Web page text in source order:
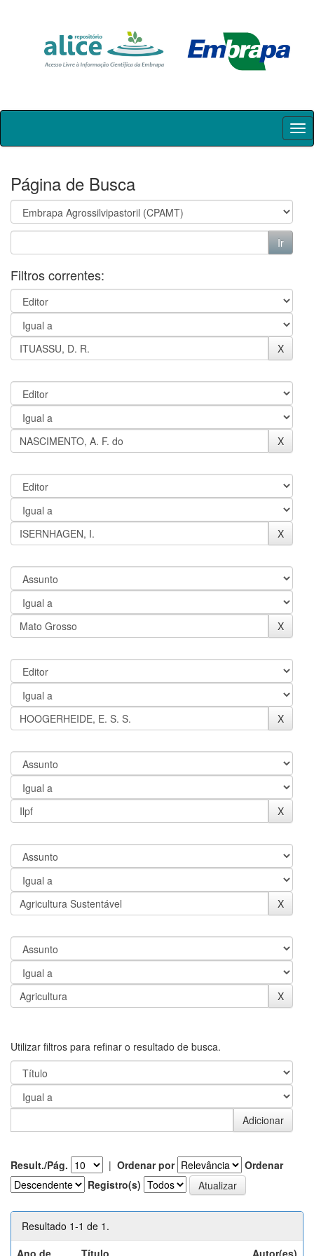
Skip
Página de Busca
Filtros correntes:
Utilizar filtros para refinar o resultado de busca.
Result./Pág. | Ordenar por
Ordenar
Registro(s)
Resultado 1-1 de 1.
Ano de
Título Autor(es)